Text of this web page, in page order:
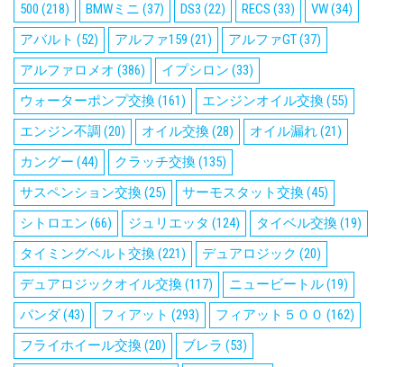
500 (218) BMWミニ (37) DS3 (22) RECS (33) VW(34)
アバルト (52) アルファ159 (21) アルファGT(37)
アルファロメオ (386) イプシロン (33)
ウォーターポンプ交換(161) エンジンオイル交換(55)
エンジン不調 (20) オイル交換(28) オイル漏れ(21)
カングー (44) クラッチ交換(135)
サスペンション交換(25) サーモスタット交換(45)
シトロエン (66) ジュリエッタ (124) タイベル交換(19)
タイミングベルト交換(221) デュアロジック (20)
デュアロジックオイル交換(117) ニュービートル(19)
パンダ(43) フィアット (293) フィアット５００ (162)
フライホイール交換(20) ブレラ (53)